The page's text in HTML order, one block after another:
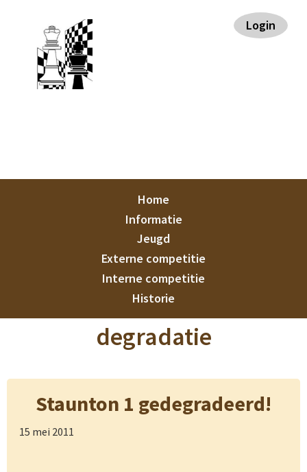
hoofdnavigatie
sidebar
voettekst
Login
Home
Informatie
Jeugd
Externe competitie
Interne competitie
Historie
degradatie
Staunton 1 gedegradeerd!
15 mei 2011